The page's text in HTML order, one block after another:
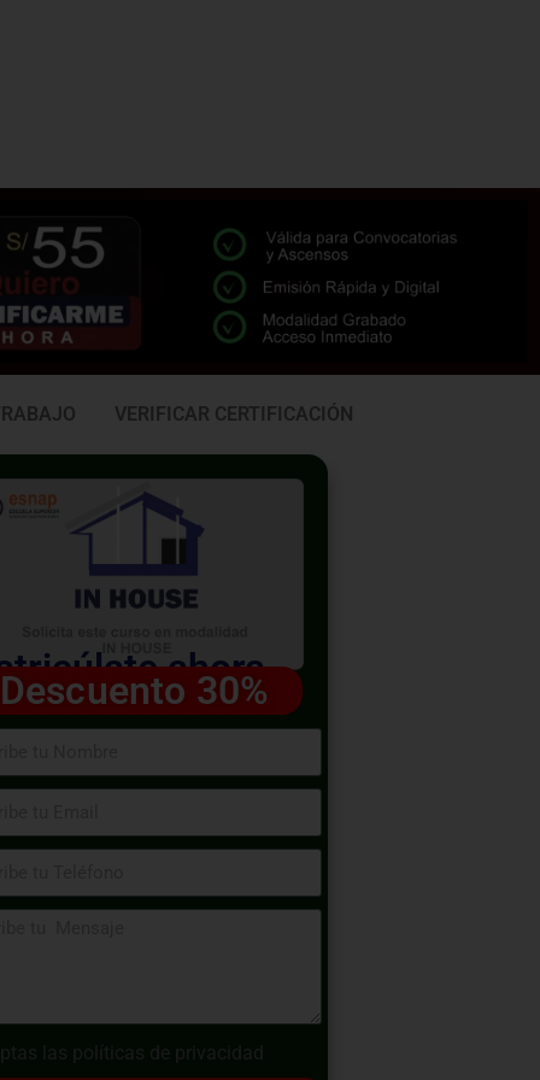
VERIFICAR CERTIFICACIÓN
ahora
Descuento 30%